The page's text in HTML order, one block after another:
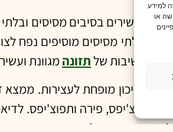
למידע
או
כלל עשירים בסיבים מסיסים
בלתי מסיסים מוסיפים נפח
את החשיבות שלתזונהמגוונת
בסיכון מופחת לעצירות.
כמו צ'יפס, פירה ותפוצ'יפס.
גבוה יותר לעצירות.